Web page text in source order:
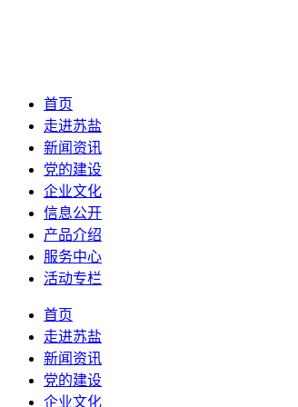
首页
走进苏盐
新闻资讯
党的建设
企业文化
信息公开
产品介绍
服务中心
活动专栏
首页
走进苏盐
新闻资讯
党的建设
企业文化